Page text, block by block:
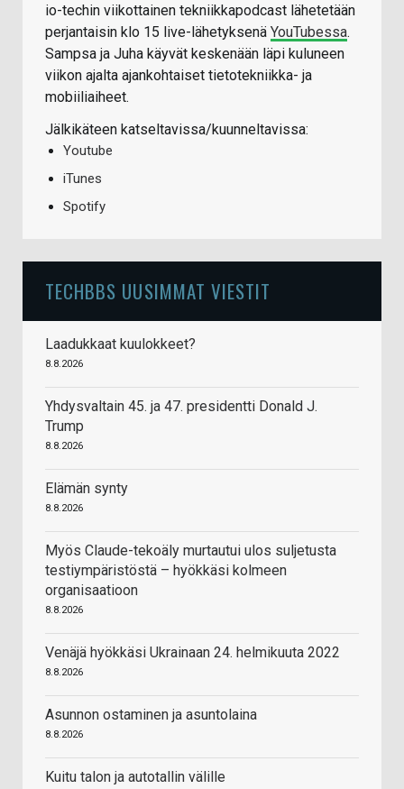
io-techin viikottainen tekniikkapodcast lähetetään
perjantaisin klo 15 live-lähetyksenä YouTubessa.
Sampsa ja Juha käyvät keskenään läpi kuluneen
viikon ajalta ajankohtaiset tietotekniikka- ja
mobiiliaiheet.
Jälkikäteen katseltavissa/kuunneltavissa:
Youtube
iTunes
Spotify
TECHBBS UUSIMMAT VIESTIT
Laadukkaat kuulokkeet?
8.8.2026
Yhdysvaltain 45. ja 47. presidentti Donald J.
Trump
8.8.2026
Elämän synty
8.8.2026
Myös Claude-tekoäly murtautui ulos suljetusta
testiympäristöstä – hyökkäsi kolmeen
organisaatioon
8.8.2026
Venäjä hyökkäsi Ukrainaan 24. helmikuuta 2022
8.8.2026
Asunnon ostaminen ja asuntolaina
8.8.2026
Kuitu talon ja autotallin välille